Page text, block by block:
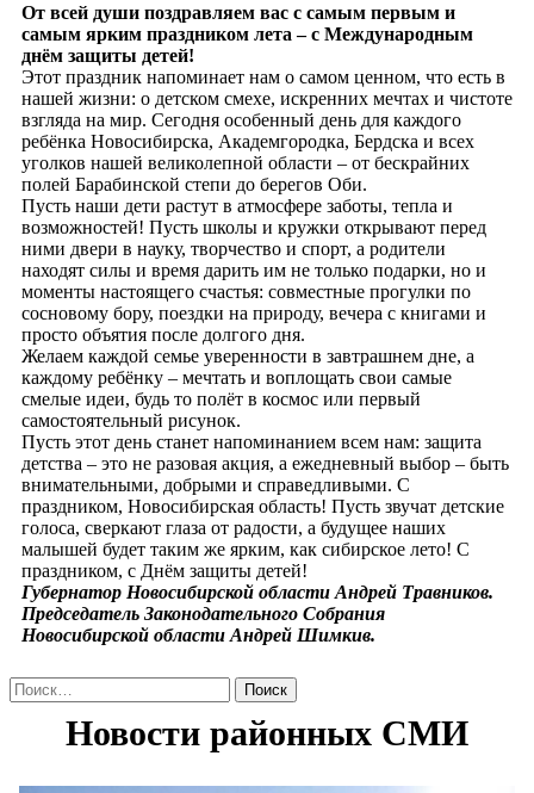
От всей души поздравляем вас с самым первым и
самым ярким праздником лета – с Международным
днём защиты детей!
Этот праздник напоминает нам о самом ценном, что есть в
нашей жизни: о детском смехе, искренних мечтах и чистоте
взгляда на мир. Сегодня особенный день для каждого
ребёнка Новосибирска, Академгородка, Бердска и всех
уголков нашей великолепной области – от бескрайних
полей Барабинской степи до берегов Оби.
Пусть наши дети растут в атмосфере заботы, тепла и
возможностей! Пусть школы и кружки открывают перед
ними двери в науку, творчество и спорт, а родители
находят силы и время дарить им не только подарки, но и
моменты настоящего счастья: совместные прогулки по
сосновому бору, поездки на природу, вечера с книгами и
просто объятия после долгого дня.
Желаем каждой семье уверенности в завтрашнем дне, а
каждому ребёнку – мечтать и воплощать свои самые
смелые идеи, будь то полёт в космос или первый
самостоятельный рисунок.
Пусть этот день станет напоминанием всем нам: защита
детства – это не разовая акция, а ежедневный выбор – быть
внимательными, добрыми и справедливыми. С
праздником, Новосибирская область! Пусть звучат детские
голоса, сверкают глаза от радости, а будущее наших
малышей будет таким же ярким, как сибирское лето! С
праздником, с Днём защиты детей!
Губернатор Новосибирской области Андрей Травников.
Председатель Законодательного Собрания
Новосибирской области Андрей Шимкив.
Найти: